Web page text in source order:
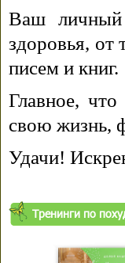
Ваш личный
здоровья, от
писем и книг.
Главное,
свою жизнь,
Удачи!
Тренинги по